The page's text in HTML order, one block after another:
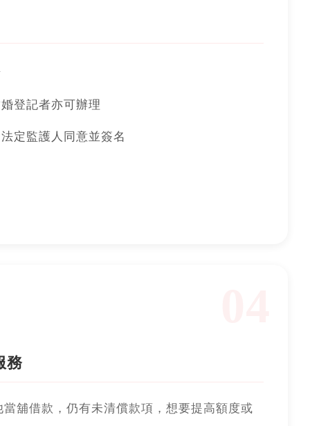
登記者亦可辦理
定監護人同意並簽名
務
舖借款，仍有未清償款項，想要提高額度或